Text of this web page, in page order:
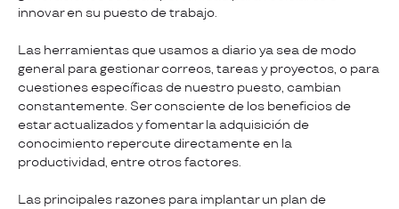
innovar en su puesto de trabajo.
Las herramientas que usamos a diario ya sea de modo
general para gestionar correos, tareas y proyectos, o para
cuestiones específicas de nuestro puesto, cambian
constantemente. Ser consciente de los beneficios de
estar actualizados y fomentar la adquisición de
conocimiento repercute directamente en la
productividad, entre otros factores.
Las principales razones para implantar un plan de